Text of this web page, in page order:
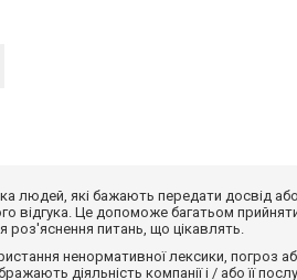
людей, які бажають передати досвід
відгука. Це допоможе багатьом
роз'яснення питань, що цікавлять.
ненормативної лексики, погроз
діяльність компанії і / або її